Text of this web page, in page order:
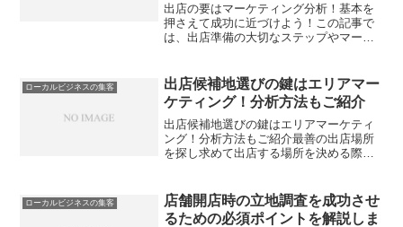
出店の要はマーケティング分析！基本を
押さえて成功に近づけよう！この記事で
は、出店準備の大切なステップやマーケ
客のセンスや近くの交通体系、近隣の人
口動態などをしっかり評価...
ローカルビジネスの集客
出店候補地選びの鍵はエリアマー
ケティング！分析方法もご紹介
出店候補地選びの鍵はエリアマーケティ
ング！分析方法もご紹介最善の出店場所
を探し求めて出店する場所を決める際に
を与えるからです。エリアマーケティン
グを駆使して、最適な出店...
ローカルビジネスの集客
店舗開店時の立地調査を成功させ
るための必須ポイントを解説しま